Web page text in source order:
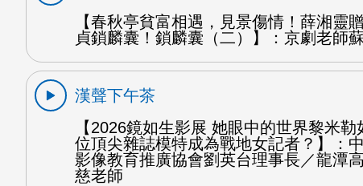
【春秋亭貧富相遇，見景傷情！薛湘靈
貞鎖麟囊！鎖麟囊（二）】：京劇老師
漢聲下午茶
【2026鏡如生影展 她眼中的世界黎米勒
位頂尖雜誌模特成為戰地女記者？】：
影像教育推廣協會劉英台理事長／龍潭
慈老師